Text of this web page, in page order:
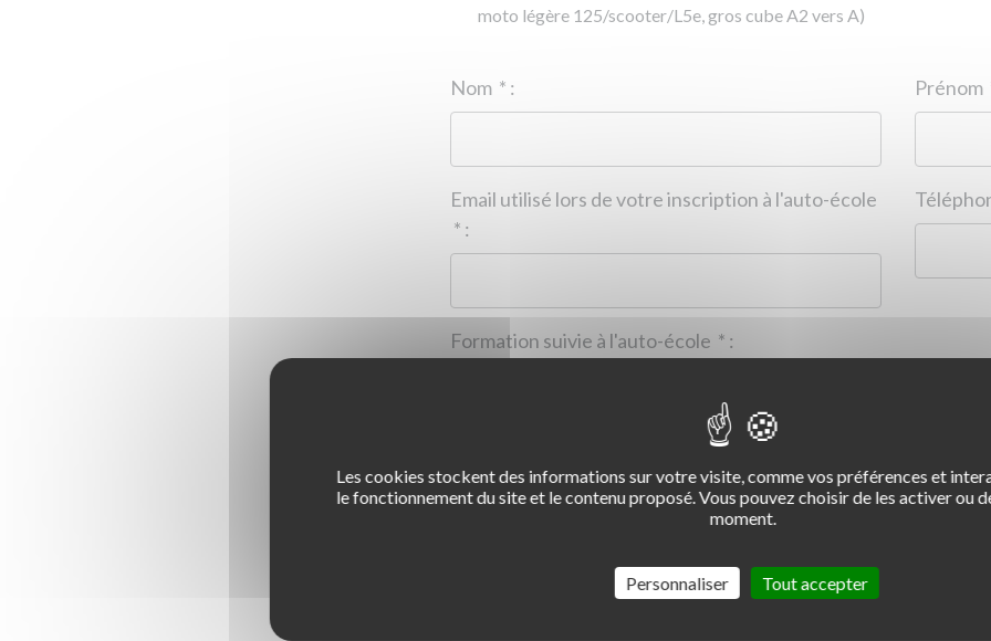
moto légère 125/scooter/L5e, gros cube A2 vers A)
* :
Email utilisé lors de votre inscription à l'auto-école
* :
* :
1
2 3 4
Les cookies stockent des informations sur votre visite, comme vos préférences et
le fonctionnement du site et le contenu proposé. Vous pouvez choisir de les activer ou
moment.
Tout accepter
Personnaliser